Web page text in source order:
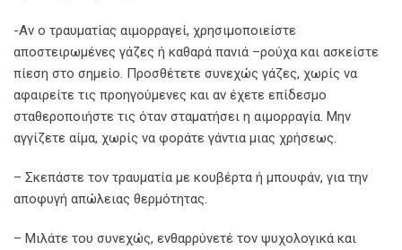
-Αν ο τραυματίας αιμορραγεί, χρησιμοποιείστε
αποστειρωμένες γάζες ή καθαρά πανιά –ρούχα και ασκείστε
πίεση στο σημείο. Προσθέτετε συνεχώς γάζες, χωρίς να
αφαιρείτε τις προηγούμενες και αν έχετε επίδεσμο
σταθεροποιήστε τις όταν σταματήσει η αιμορραγία. Μην
αγγίζετε αίμα, χωρίς να φοράτε γάντια μιας χρήσεως.
– Σκεπάστε τον τραυματία με κουβέρτα ή μπουφάν, για την
αποφυγή απώλειας θερμότητας.
– Μιλάτε του συνεχώς, ενθαρρύνετέ τον ψυχολογικά και